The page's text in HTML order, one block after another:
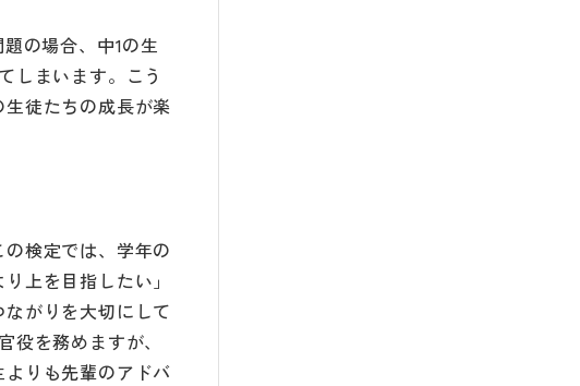
の場合、中1の生
しまいます。こう
徒たちの成長が楽
検定では、学年の
上を目指したい」
がりを大切にして
を務めますが、
りも先輩のアドバ